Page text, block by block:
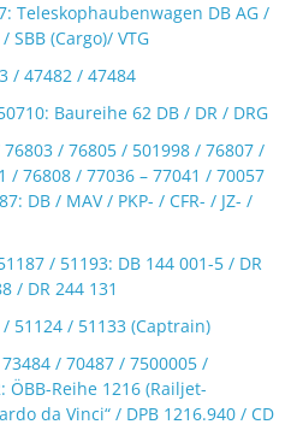
Teleskophaubenwagen DB AG /
SBB (Cargo)/ VTG
/ 47482 / 47484
Baureihe 62 DB / DR / DRG
/ 76805 / 501998 / 76807 /
/ 76808 / 77036 – 77041 / 70057
DB / MAV / PKP- / CFR- / JZ- /
/ 51193: DB 144 001-5 / DR
/ DR 244 131
51124 / 51133 (Captrain)
/ 70487 / 7500005 /
ÖBB-Reihe 1216 (Railjet-
da Vinci“ / DPB 1216.940 / CD